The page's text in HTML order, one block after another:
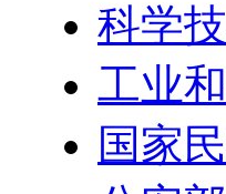
科学
工业
国家